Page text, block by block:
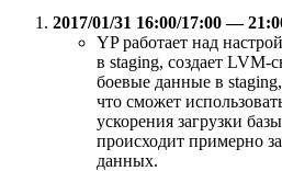
2017/01/31 16:00/17:00 —
YP работает над
в staging, создает LVM-
боевые данные в
что сможет
ускорения загрузки
происходит примерно
данных.